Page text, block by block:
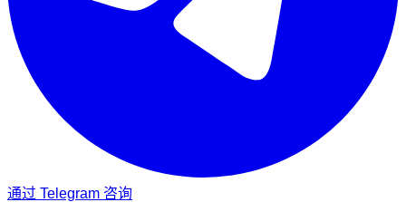
通过 Telegram 咨询